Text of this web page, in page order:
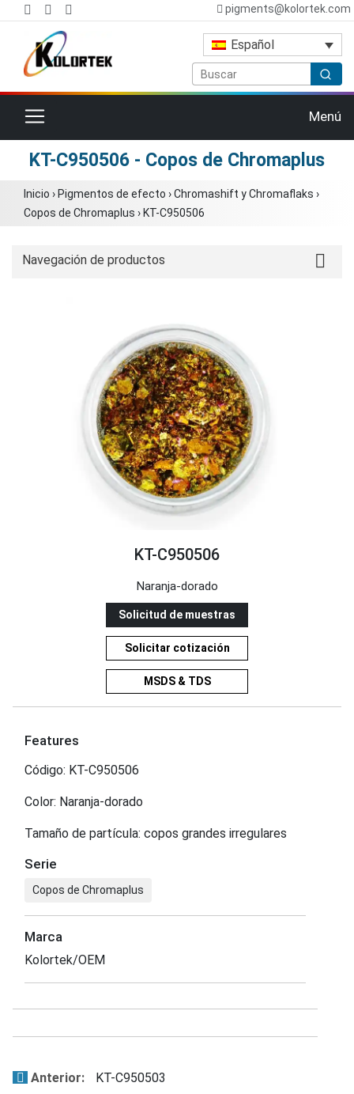
pigments@kolortek.com
Español
Cambiar navegación Menú
KT-C950506 - Copos de Chromaplus
Inicio › Pigmentos de efecto ›Chromashift y Chromaflaks ›
Copos de Chromaplus › KT-C950506
Navegación de productos
KT-C950506
Naranja-dorado
Solicitud de muestras
Solicitar cotización
MSDS & TDS
Features
Código: KT-C950506
Color: Naranja-dorado
Tamaño de partícula: copos grandes irregulares
Serie
Copos de Chromaplus
Marca
Kolortek/OEM
Anterior:
KT-C950503